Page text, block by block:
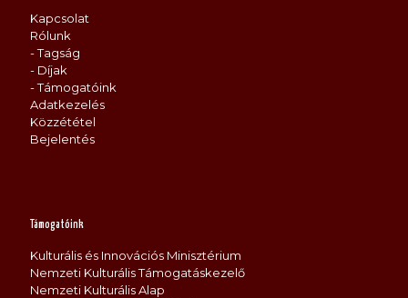
Kapcsolat
Rólunk
- Tagság
- Díjak
- Támogatóink
Adatkezelés
Közzététel
Bejelentés
Támogatóink
Kulturális és Innovációs Minisztérium
Nemzeti Kulturális Támogatáskezelő
Nemzeti Kulturális Alap